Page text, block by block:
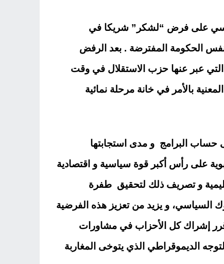
على فرض “لشكر” شريكا في
الحكومة المفترضة . بعد الرفض
التي عبر عنها حزب الاستقلال في وقت
بالأمر في خانة مرحلة نمائية
البرامج و مدى استجابتها
على رأس أكبر قوة سياسية و اقتصادية
و تصريف ذلك لتحقيق طفرة
السياسي، و يزيد من تعزيز هذه الفرضية
قرر إشراك كل الأحزاب في مشاورات
الديموقراطي الذي يتوخى المغاربة